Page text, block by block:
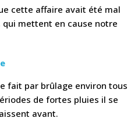
cette affaire avait été mal
mettent en cause notre
fait par brûlage environ tous
de fortes pluies il se
avant.